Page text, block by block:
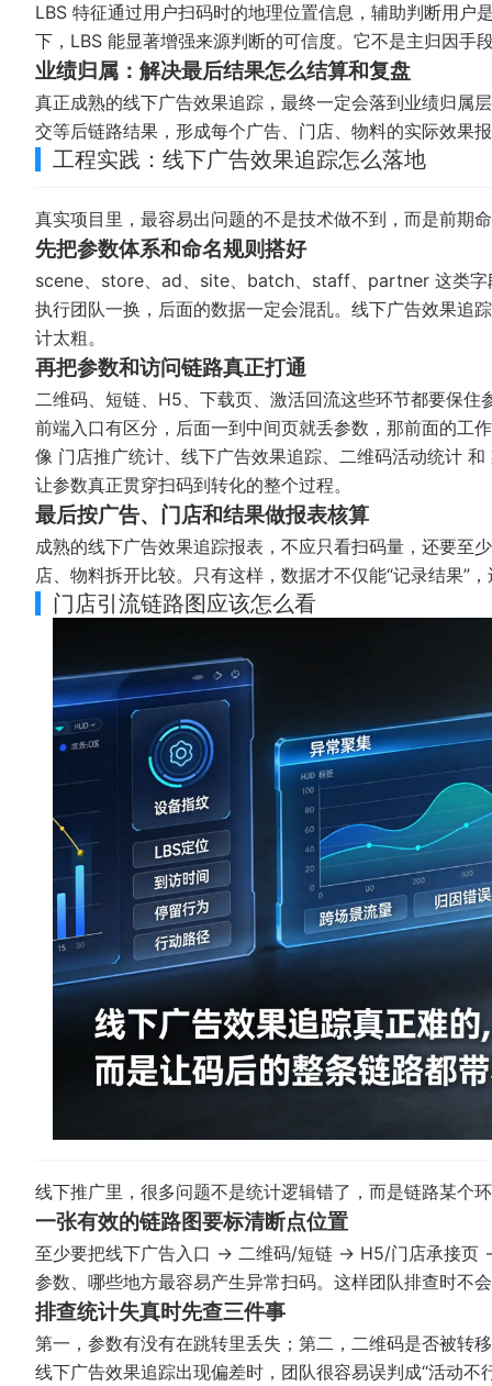
LBS 特征通过用户扫码时的地理位置信息，辅助判断用户
下，LBS 能显著增强来源判断的可信度。它不是主归因手
业绩归属：解决最后结果怎么结算和复盘
真正成熟的线下广告效果追踪，最终一定会落到业绩归属
交等后链路结果，形成每个广告、门店、物料的实际效果
工程实践：线下广告效果追踪怎么落地
真实项目里，最容易出问题的不是技术做不到，而是前期
先把参数体系和命名规则搭好
scene、store、ad、site、batch、staff、partner 这类字
执行团队一换，后面的数据一定会混乱。线下广告效果追
计太粗。
再把参数和访问链路真正打通
二维码、短链、H5、下载页、激活回流这些环节都要保
前端入口有区分，后面一到中间页就丢参数，那前面的工
像 门店推广统计、 线下广告效果追踪、 二维码活动统计 和
让参数真正贯穿扫码到转化的整个过程。
最后按广告、门店和结果做报表核算
成熟的线下广告效果追踪报表，不应只看扫码量，还要至
店、物料拆开比较。只有这样，数据才不仅能“记录结果”，
门店引流链路图应该怎么看
线下推广里，很多问题不是统计逻辑错了，而是链路某个
一张有效的链路图要标清断点位置
至少要把线下广告入口 → 二维码/短链 → H5/门店承接页
参数、哪些地方最容易产生异常扫码。这样团队排查时不
排查统计失真时先查三件事
第一，参数有没有在跳转里丢失；第二，二维码是否被转
线下广告效果追踪出现偏差时，团队很容易误判成“活动不